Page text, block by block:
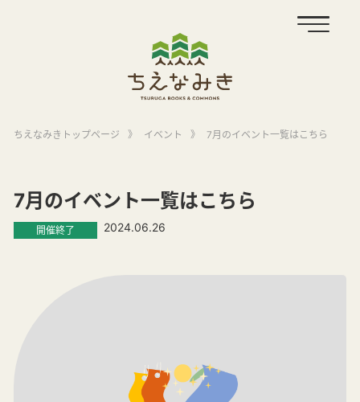
ちえなみきトップページ 》 イベント 》 7月のイベント一覧はこちら
7月のイベント一覧はこちら
開催終了 2024.06.26